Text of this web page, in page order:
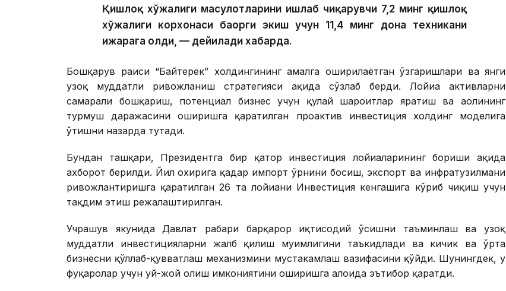
Қишлоқ хўжалиги маҳсулотларини ишлаб чиқарувчи 7,2 минг қишлоқ
хўжалиги корхонаси баҳорги экиш учун 11,4 минг дона техникани
ижарага олди, — дейилади хабарда.
Бошқарув раиси “Байтерек” холдингининг амалга оширилаётган ўзгаришлари ва янги
узоқ муддатли ривожланиш стратегияси ҳақида сўзлаб берди. Лойиҳа активларни
самарали бошқариш, потенциал бизнес учун қулай шароитлар яратиш ва аҳолининг
турмуш даражасини оширишга қаратилган проактив инвестиция холдинг моделига
ўтишни назарда тутади.
Бундан ташқари, Президентга бир қатор инвестиция лойиҳаларининг бориши ҳақида
ахборот берилди. Йил охирига қадар импорт ўрнини босиш, экспорт ва инфратузилмани
ривожлантиришга қаратилган 26 та лойиҳани Инвестиция кенгашига кўриб чиқиш учун
тақдим этиш режалаштирилган.
Учрашув якунида Давлат раҳбари барқарор иқтисодий ўсишни таъминлаш ва узоқ
муддатли инвестицияларни жалб қилиш муҳимлигини таъкидлади ва кичик ва ўрта
бизнесни қўллаб-қувватлаш механизмини мустаҳкамлаш вазифасини қўйди. Шунингдек, у
фуқаролар учун уй-жой олиш имкониятини оширишга алоҳида эътибор қаратди.